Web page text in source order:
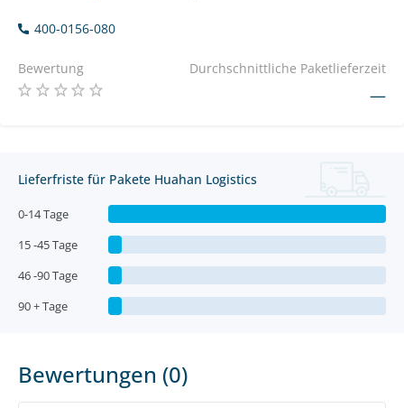
400-0156-080
Bewertung Durchschnittliche Paketlieferzeit
—
Lieferfriste für Pakete Huahan Logistics
0-14 Tage
15 -45 Tage
46 -90 Tage
90 + Tage
Bewertungen (0)